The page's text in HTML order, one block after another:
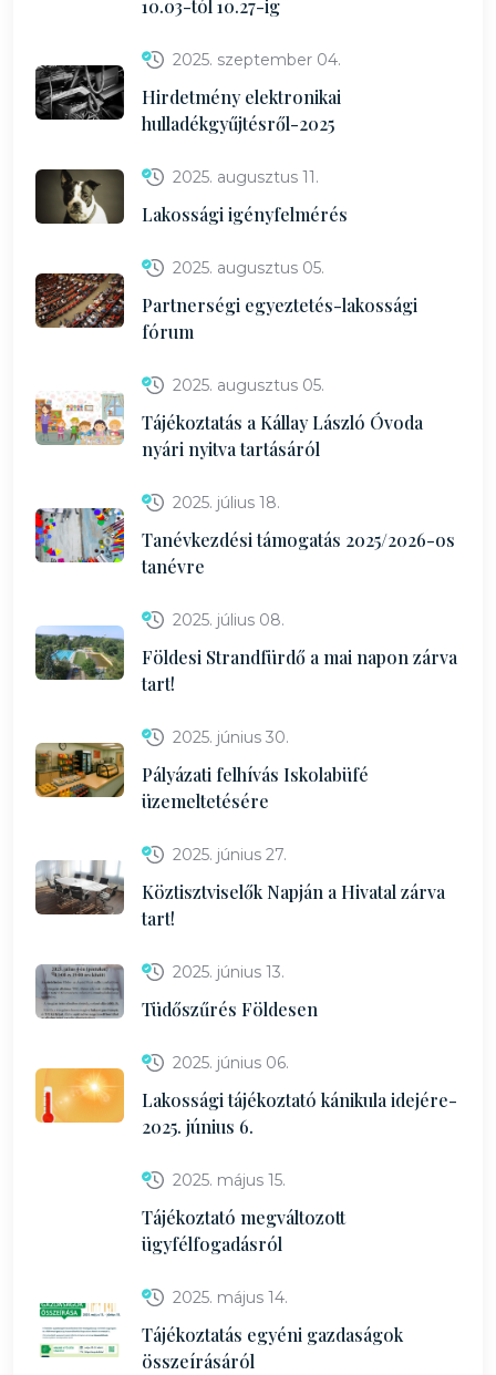
10.03-tól 10.27-ig
2025. szeptember 04.
Hirdetmény elektronikai
hulladékgyűjtésről-2025
2025. augusztus 11.
Lakossági igényfelmérés
2025. augusztus 05.
Partnerségi egyeztetés-lakossági
fórum
2025. augusztus 05.
Tájékoztatás a Kállay László Óvoda
nyári nyitva tartásáról
2025. július 18.
Tanévkezdési támogatás 2025/2026-os
tanévre
2025. július 08.
Földesi Strandfürdő a mai napon zárva
tart!
2025. június 30.
Pályázati felhívás Iskolabüfé
üzemeltetésére
2025. június 27.
Köztisztviselők Napján a Hivatal zárva
tart!
2025. június 13.
Tüdőszűrés Földesen
2025. június 06.
Lakossági tájékoztató kánikula idejére-
2025. június 6.
2025. május 15.
Tájékoztató megváltozott
ügyfélfogadásról
2025. május 14.
Tájékoztatás egyéni gazdaságok
összeírásáról